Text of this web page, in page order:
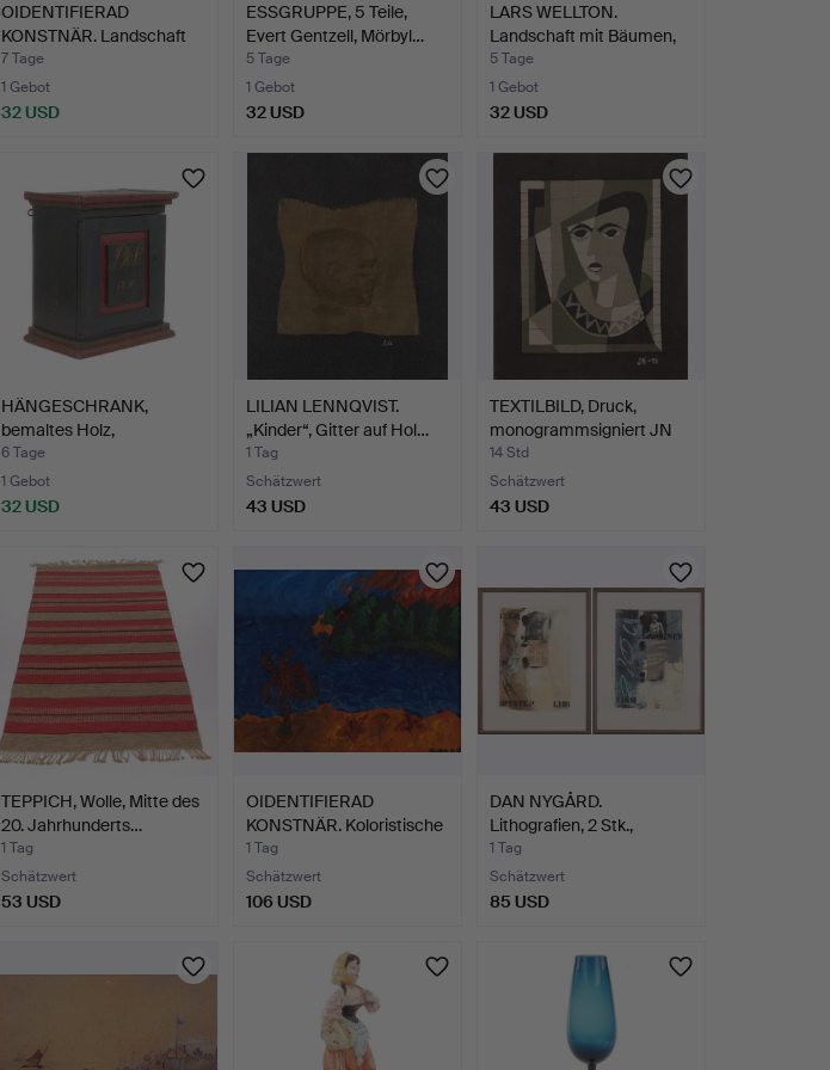
OIDENTIFIERAD
KONSTNÄR. Landschaft
mit Kie…
7 Tage
1 Gebot
32 USD
ESSGRUPPE, 5 Teile,
Evert Gentzell, Mörbyl…
5 Tage
1 Gebot
32 USD
LARS WELLTON.
Landschaft mit Bäumen,
Öl au…
5 Tage
1 Gebot
32 USD
HÄNGESCHRANK,
bemaltes Holz,
Bauernkunst, …
6 Tage
1 Gebot
32 USD
LILIAN LENNQVIST.
„Kinder“, Gitter auf Hol…
1 Tag
Schätzwert
43 USD
TEXTILBILD, Druck,
monogrammsigniert JN
-7…
14 Std
Schätzwert
43 USD
TEPPICH, Wolle, Mitte des
20. Jahrhunderts…
1 Tag
Schätzwert
53 USD
OIDENTIFIERAD
KONSTNÄR. Koloristische
Land…
1 Tag
Schätzwert
106 USD
DAN NYGÅRD.
Lithografien, 2 Stk.,
signiert…
1 Tag
Schätzwert
85 USD